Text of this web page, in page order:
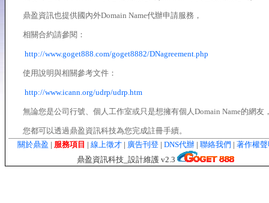
鼎盈資訊也提供國內外Domain Name代辦申請服務，
相關合約請參閱：
http://www.goget888.com/goget8882/DNagreement.php
使用說明與相關參考文件：
http://www.icann.org/udrp/udrp.htm
無論您是公司行號、個人工作室或只是想擁有個人Domain Name的網友
您都可以透過鼎盈資訊科技為您完成註冊手續。
關於鼎盈 | 服務項目 | 線上徵才 | 廣告刊登 | DNS代辦 | 聯絡我們 | 著作
鼎盈資訊科技_設計維護 v2.3